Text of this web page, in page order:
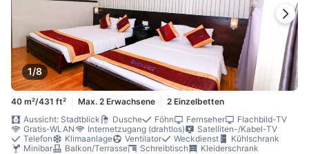
1/8
40 m²/431 ft² Max. 2 Erwachsene
2 Einzelbetten
Aussicht: Stadtblick
Dusche Föhn Fernseher
Flachbild-TV
Gratis-WLAN
Internetzugang (drahtlos)
Satelliten-/Kabel-TV
Telefon
Klimaanlage Ventilator Weckdienst
Kühlschrank
Minibar
Balkon/Terrasse Schreibtisch
Kleiderschrank